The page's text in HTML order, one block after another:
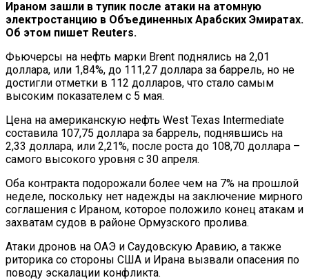
Ираном зашли в тупик после атаки на атомную
электростанцию ​​в Объединенных Арабских Эмиратах.
Об этом пишет Reuters.
Фьючерсы на нефть марки Brent поднялись на 2,01
доллара, или 1,84%, до 111,27 доллара за баррель, но не
достигли отметки в 112 долларов, что стало самым
высоким показателем с 5 мая.
Цена на американскую нефть West Texas Intermediate
составила 107,75 доллара за баррель, поднявшись на
2,33 доллара, или 2,21%, после роста до 108,70 доллара –
самого высокого уровня с 30 апреля.
Оба контракта подорожали более чем на 7% на прошлой
неделе, поскольку нет надежды на заключение мирного
соглашения с Ираном, которое положило конец атакам и
захватам судов в районе Ормузского пролива.
Атаки дронов на ОАЭ и Саудовскую Аравию, а также
риторика со стороны США и Ирана вызвали опасения по
поводу эскалации конфликта.